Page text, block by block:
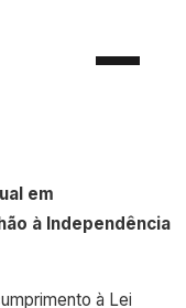
em
à Independência
à Lei